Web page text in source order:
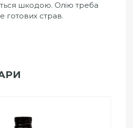
шкодою. Олію треба
готових страв.